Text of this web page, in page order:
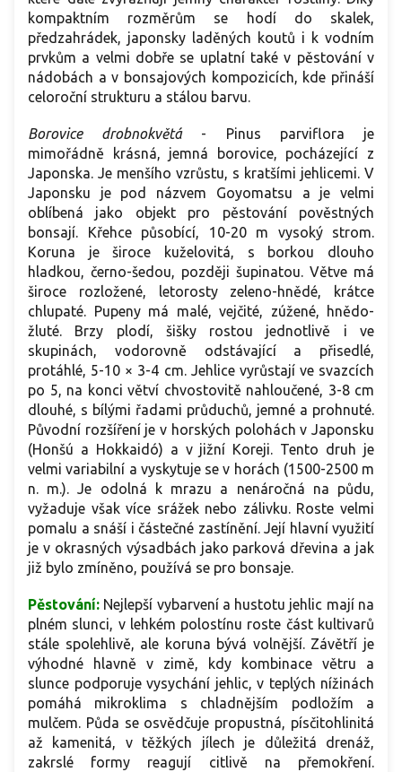
kompaktním rozměrům se hodí do skalek,
předzahrádek, japonsky laděných koutů i k vodním
prvkům a velmi dobře se uplatní také v pěstování v
nádobách a v bonsajových kompozicích, kde přináší
celoroční strukturu a stálou barvu.
Borovice drobnokvětá
- Pinus parviflora je
mimořádně krásná, jemná borovice, pocházející z
Japonska. Je menšího vzrůstu, s kratšími jehlicemi. V
Japonsku je pod názvem Goyomatsu a je velmi
oblíbená jako objekt pro pěstování pověstných
bonsají. Křehce působící, 10-20 m vysoký strom.
Koruna je široce kuželovitá, s borkou dlouho
hladkou, černo-šedou, později šupinatou. Větve má
široce rozložené, letorosty zeleno-hnědé, krátce
chlupaté. Pupeny má malé, vejčité, zúžené, hnědo-
žluté. Brzy plodí, šišky rostou jednotlivě i ve
skupinách, vodorovně odstávající a přisedlé,
protáhlé, 5-10 × 3-4 cm. Jehlice vyrůstají ve svazcích
po 5, na konci větví chvostovitě nahloučené, 3-8 cm
dlouhé, s bílými řadami průduchů, jemné a prohnuté.
Původní rozšíření je v horských polohách v Japonsku
(Honšú a Hokkaidó) a v jižní Koreji. Tento druh je
velmi variabilní a vyskytuje se v horách (1500-2500 m
n. m.). Je odolná k mrazu a nenáročná na půdu,
vyžaduje však více srážek nebo zálivku. Roste velmi
pomalu a snáší i částečné zastínění. Její hlavní využití
je v okrasných výsadbách jako parková dřevina a jak
již bylo zmíněno, používá se pro bonsaje.
Pěstování: Nejlepší vybarvení a hustotu jehlic mají na
plném slunci, v lehkém polostínu roste část kultivarů
stále spolehlivě, ale koruna bývá volnější. Závětří je
výhodné hlavně v zimě, kdy kombinace větru a
slunce podporuje vysychání jehlic, v teplých nížinách
pomáhá mikroklima s chladnějším podložím a
mulčem. Půda se osvědčuje propustná, písčitohlinitá
až kamenitá, v těžkých jílech je důležitá drenáž,
zakrslé formy reagují citlivě na přemokření.